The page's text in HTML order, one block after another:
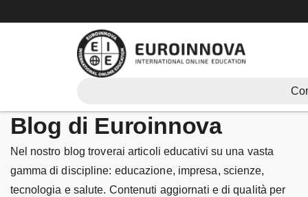
al
Blog di Euroinnova
Nel nostro blog troverai articoli educativi su una vasta
gamma di discipline: educazione, impresa, scienze,
tecnologia e salute. Contenuti aggiornati e di qualità per